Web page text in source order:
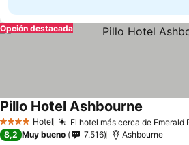
Opción destacada
4 EstrellasHotel El hotel más cerca de Emerald
Pillo Hotel Ashbourne
8,2 Muy bueno 7.516 Ashbourne